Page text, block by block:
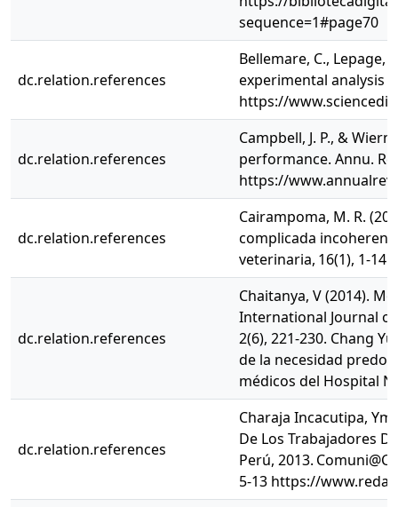
sequence=1#page70
dc.relation.references
Bellemare, C., Lepage,
experimental analysis
https://
dc.relation.references
Campbell, J. P., &
performance. Annu.
https://
dc.relation.references
Cairampoma, M. R.
complicada
veterinaria, 16(1), 1-14.
dc.relation.references
Chaitanya, V (2014).
International Journal
2(6), 221-230. Chang
de la necesidad
médicos del Hospital
dc.relation.references
Charaja Incacutipa,
De Los Trabajadores
Perú, 2013.
5-13 https://